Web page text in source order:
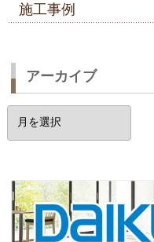
施工事例
アーカイブ
ア
ー
イ
ブ